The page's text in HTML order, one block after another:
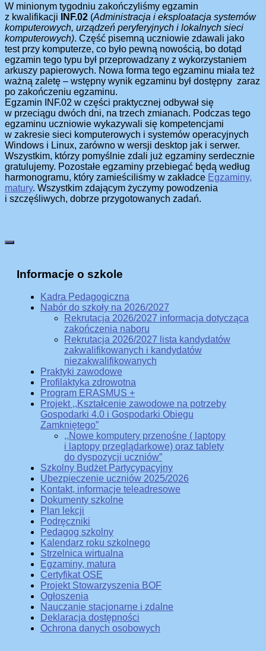
W minionym tygodniu zakończyliśmy egzamin
z kwalifikacji
INF.02 (Administracja i eksploatacja systemów
komputerowych, urządzeń peryferyjnych i lokalnych sieci
komputerowych). Część pisemną uczniowie zdawali jako
test przy komputerze, co było pewną nowością, bo dotąd
egzamin tego typu był przeprowadzany z wykorzystaniem
arkuszy papierowych. Nowa forma tego egzaminu miała też
ważną zaletę – wstępny wynik egzaminu był dostępny zaraz
po zakończeniu egzaminu.
Egzamin INF.02 w części praktycznej odbywał się
w przeciągu dwóch dni, na trzech zmianach. Podczas tego
egzaminu uczniowie wykazywali się kompetencjami
w zakresie sieci komputerowych i systemów operacyjnych
Windows i Linux, zarówno w wersji desktop jak i serwer.
Wszystkim, którzy pomyślnie zdali już egzaminy serdecznie
gratulujemy. Pozostałe egzaminy przebiegać będą według
harmonogramu, który zamieściliśmy w zakładce Egzaminy,
matury. Wszystkim zdającym życzymy powodzenia
i szczęśliwych, dobrze przygotowanych zadań.
Informacje o szkole
Kadra Pedagogiczna
Nabór do szkoły na 2026/2027
Rekrutacja 2026/2027 informacja dotycząca
zakończenia naboru
Rekrutacja 2026/2027 lista kandydatów
zakwalifikowanych i kandydatów
niezakwalifikowanych
Praktyki zawodowe
Profilaktyka zdrowotna
Program ERASMUS +
Projekt ,,Kształcenie zawodowe na potrzeby
Gospodarki 4.0 i Gospodarki Obiegu
Zamkniętego”
,,Nowe komputery przenośne ( laptopy
i laptopy przeglądarkowe) oraz tablety
do dyspozycji uczniów”
Szkolny Budżet Partycypacyjny
Ubezpieczenie uczniów 2025/2026
Kontakt, informacje teleadresowe
Dokumenty szkolne
Plan lekcji
Podręczniki
Pedagog szkolny
Kalendarz roku szkolnego
Strzelnica wirtualna
Egzaminy, matura
Certyfikat OSE
Projekt Stowarzyszenia BOF
Ogłoszenia
Nauczanie stacjonarne i zdalne
Deklaracja dostępności
Ochrona danych osobowych